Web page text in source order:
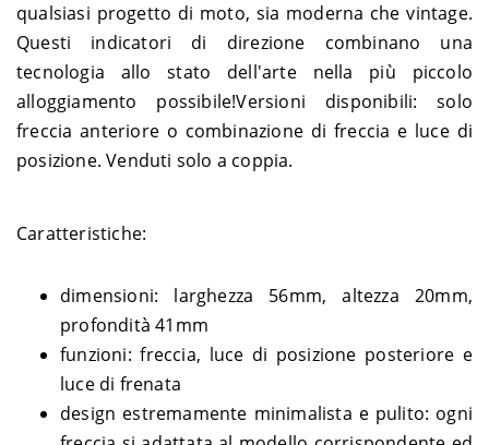
Harley-
Davidson
DYNA
1584 Fat Bob FXDF ABS –
GY4
2012
Harley-
Davidson
DYNA 1584 Fat Bob FXDF – GY4
2008-
2011
Harley-
Davidson
1584 Street Bob FXDB ABS –
GX4
2012-
2013
Harley-
DYNA 1584 Street Bob FXDB – GX4
Davidson
Harley-
DYNA
1584 Wide Glide FXDWG ABS 2012
Harley-
Davidson
DYNA
1584 Wide Glide FXDWG –
GP4
2011
Harley-
Davidson
GYM
2017
Harley-
1690 Low Rider FXDL ABS – 2015-
qualsiasi progetto di moto, sia moderna che vintage.
Questi indicatori di direzione combinano una
tecnologia allo stato dell'arte nella più piccolo
alloggiamento possibile!Versioni disponibili: solo
freccia anteriore o combinazione di freccia e luce di
posizione. Venduti solo a coppia.
Caratteristiche:
dimensioni: larghezza 56mm, altezza 20mm,
profondità 41mm
funzioni: freccia, luce di posizione posteriore e
luce di frenata
design estremamente minimalista e pulito: ogni